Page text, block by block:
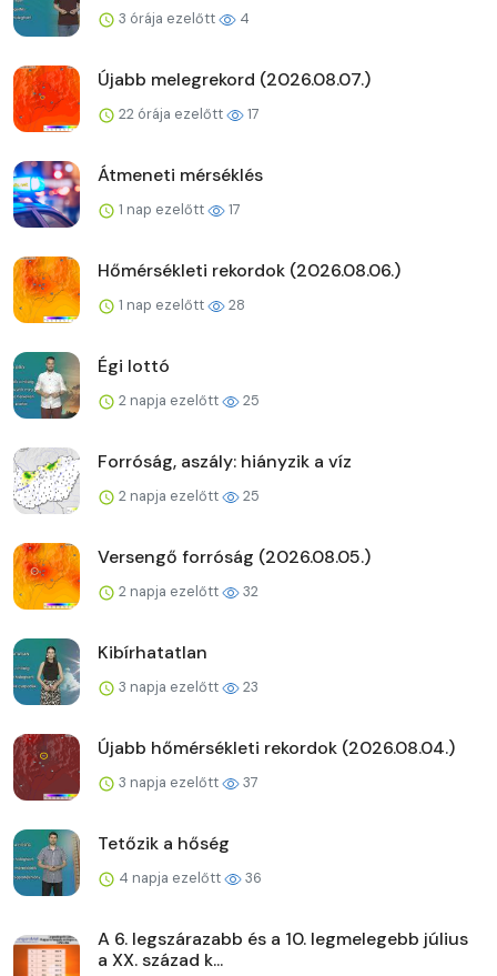
3 órája ezelőtt 4
Újabb melegrekord (2026.08.07.)
22 órája ezelőtt 17
Átmeneti mérséklés
1 nap ezelőtt 17
Hőmérsékleti rekordok (2026.08.06.)
1 nap ezelőtt 28
Égi lottó
2 napja ezelőtt 25
Forróság, aszály: hiányzik a víz
2 napja ezelőtt 25
Versengő forróság (2026.08.05.)
2 napja ezelőtt 32
Kibírhatatlan
3 napja ezelőtt 23
Újabb hőmérsékleti rekordok (2026.08.04.)
3 napja ezelőtt 37
Tetőzik a hőség
4 napja ezelőtt 36
A 6. legszárazabb és a 10. legmelegebb július
a XX. század k...